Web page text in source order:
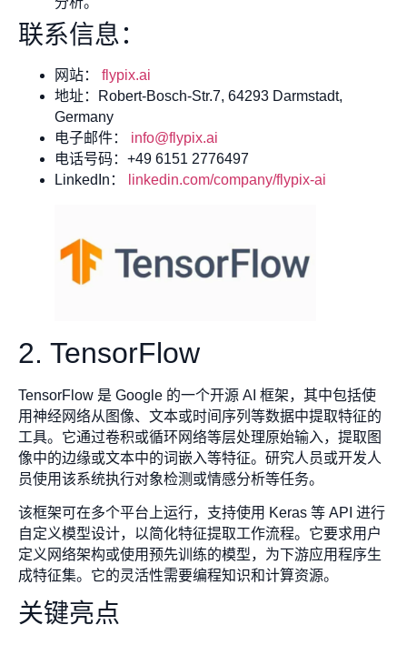
联系信息：
网站： flypix.ai
地址：Robert-Bosch-Str.7, 64293 Darmstadt,
Germany
电子邮件： info@flypix.ai
电话号码：+49 6151 2776497
LinkedIn：
linkedin.com/company/flypix-ai
2. TensorFlow
TensorFlow 是 Google 的一个开源 AI 框架，其中包括使
用神经网络从图像、文本或时间序列等数据中提取特征的
工具。它通过卷积或循环网络等层处理原始输入，提取图
像中的边缘或文本中的词嵌入等特征。研究人员或开发人
员使用该系统执行对象检测或情感分析等任务。
该框架可在多个平台上运行，支持使用 Keras 等 API 进行
自定义模型设计，以简化特征提取工作流程。它要求用户
定义网络架构或使用预先训练的模型，为下游应用程序生
成特征集。它的灵活性需要编程知识和计算资源。
关键亮点